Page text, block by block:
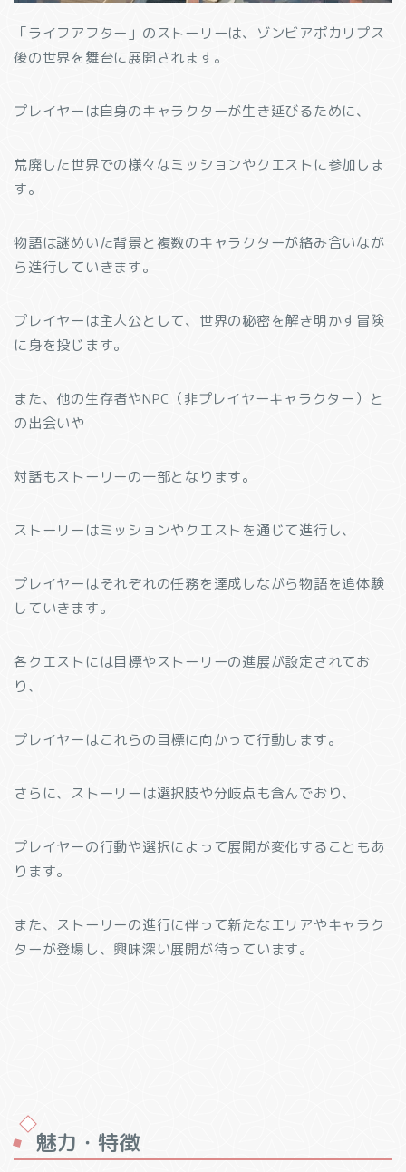
「ライフアフター」のストーリーは、ゾンビアポカリプス
後の世界を舞台に展開されます。
プレイヤーは自身のキャラクターが生き延びるために、
荒廃した世界での様々なミッションやクエストに参加しま
す。
物語は謎めいた背景と複数のキャラクターが絡み合いなが
ら進行していきます。
プレイヤーは主人公として、世界の秘密を解き明かす冒険
に身を投じます。
また、他の生存者やNPC（非プレイヤーキャラクター）と
の出会いや
対話もストーリーの一部となります。
ストーリーはミッションやクエストを通じて進行し、
プレイヤーはそれぞれの任務を達成しながら物語を追体験
していきます。
各クエストには目標やストーリーの進展が設定されてお
り、
プレイヤーはこれらの目標に向かって行動します。
さらに、ストーリーは選択肢や分岐点も含んでおり、
プレイヤーの行動や選択によって展開が変化することもあ
ります。
また、ストーリーの進行に伴って新たなエリアやキャラク
ターが登場し、興味深い展開が待っています。
魅力・特徴